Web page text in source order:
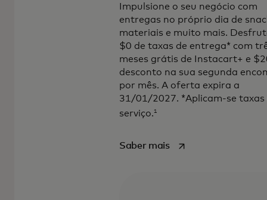
Impulsione o seu negócio com
entregas no próprio dia de
materiais e muito mais.
$0 de taxas de entrega* com
meses grátis de Instacart+ e
desconto na sua segunda
por mês. A oferta expira a
31/01/2027. *Aplicam-se taxas
serviço. 1
Saber maisopens in a new tab